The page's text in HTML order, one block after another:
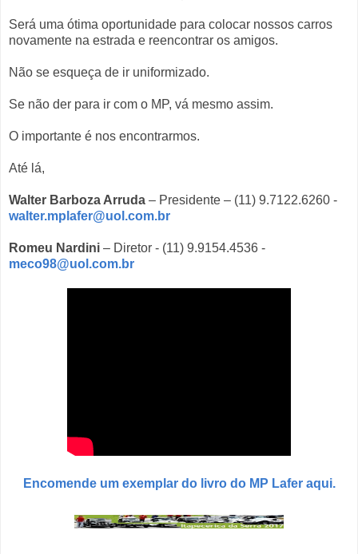
Será uma ótima oportunidade para colocar nossos carros
novamente na estrada e reencontrar os amigos.
Não se esqueça de ir uniformizado.
Se não der para ir com o MP, vá mesmo assim.
O importante é nos encontrarmos.
Até lá,
Walter Barboza Arruda – Presidente – (11) 9.7122.6260 -
walter.mplafer@uol.com.br
Romeu Nardini – Diretor - (11) 9.9154.4536 -
meco98@uol.com.br
Encomende um exemplar do livro do MP Lafer aqui.